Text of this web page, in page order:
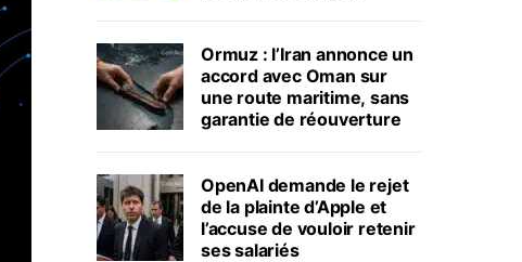
Ormuz : l’Iran annonce un
accord avec Oman sur
une route maritime, sans
garantie de réouverture
OpenAI demande le rejet
de la plainte d’Apple et
l’accuse de vouloir retenir
ses salariés